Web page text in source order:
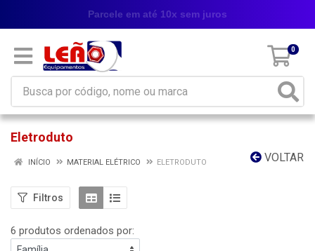
0
Parcele em até 10x sem juros
Eletroduto
VOLTAR
INÍCIO MATERIAL ELÉTRICO ELETRODUTO
Filtros
6 produtos ordenados por: